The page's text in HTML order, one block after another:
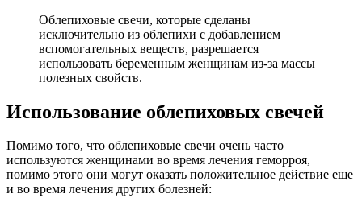
Облепиховые свечи, которые сделаны
исключительно из облепихи с добавлением
вспомогательных веществ, разрешается
использовать беременным женщинам из-за массы
полезных свойств.
Использование облепиховых свечей
Помимо того, что облепиховые свечи очень часто
используются женщинами во время лечения геморроя,
помимо этого они могут оказать положительное действие еще
и во время лечения других болезней: